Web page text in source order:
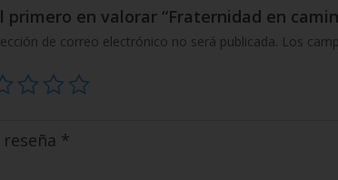
primero en valorar “Fraternidad en
de correo electrónico no será publicada. Los